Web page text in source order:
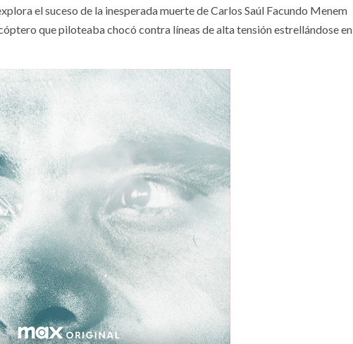
el suceso de la inesperada muerte de Carlos Saúl Facundo Menem
que piloteaba chocó contra líneas de alta tensión estrellándose en